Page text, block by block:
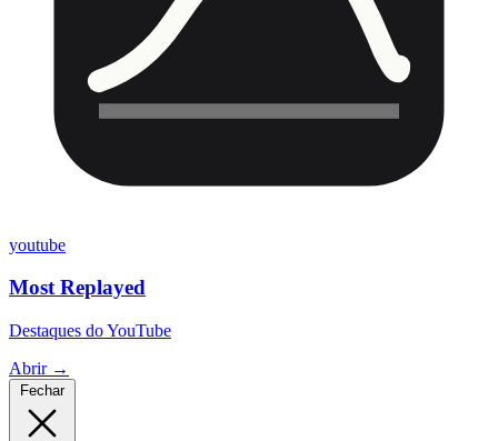
youtube
Most Replayed
Destaques do YouTube
Abrir →
Fechar